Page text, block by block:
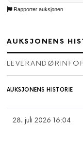
Rapporter auksjonen
AUKSJONENS
LEVERANDØRINFO
AUKSJONENS HISTORIE
28. juli 2026 16:04